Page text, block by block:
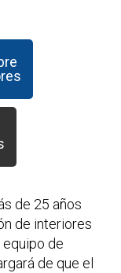
de 25 años
de interiores
de
de que el